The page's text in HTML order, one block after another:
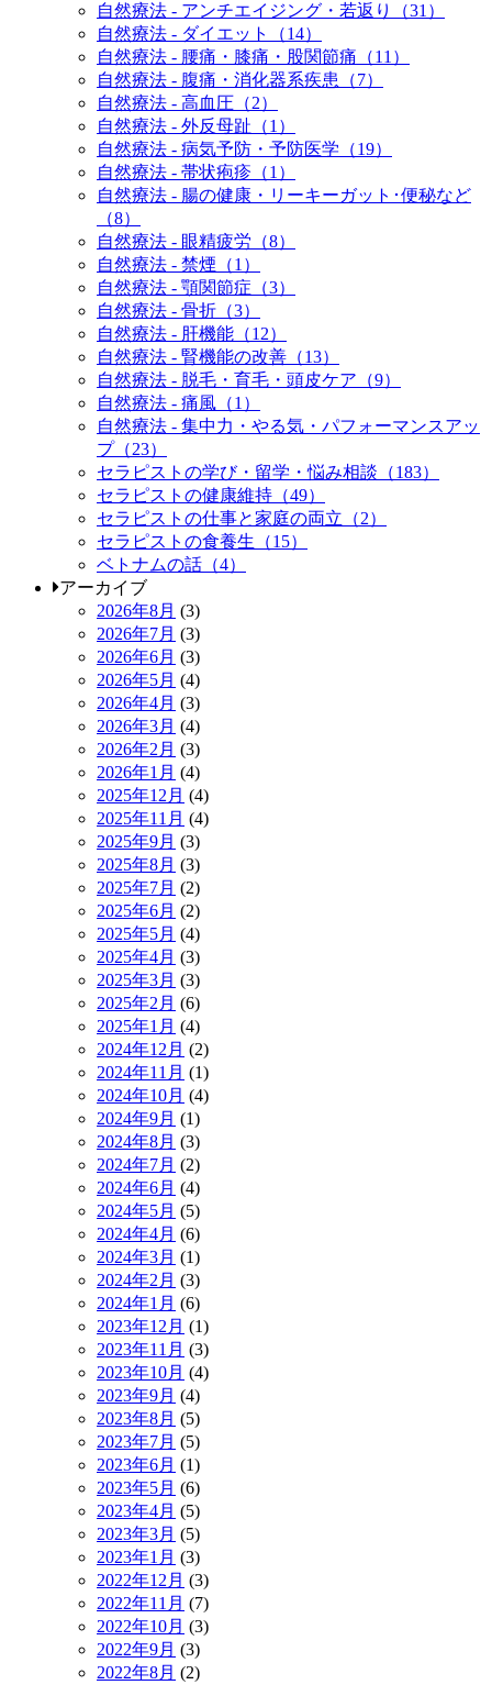
自然療法 - アンチエイジング・若返り（31）
自然療法 - ダイエット（14）
自然療法 - 腰痛・膝痛・股関節痛（11）
自然療法 - 腹痛・消化器系疾患（7）
自然療法 - 高血圧（2）
自然療法 - 外反母趾（1）
自然療法 - 病気予防・予防医学（19）
自然療法 - 帯状疱疹（1）
自然療法 - 腸の健康・リーキーガット･便秘など
（8）
自然療法 - 眼精疲労（8）
自然療法 - 禁煙（1）
自然療法 - 顎関節症（3）
自然療法 - 骨折（3）
自然療法 - 肝機能（12）
自然療法 - 腎機能の改善（13）
自然療法 - 脱毛・育毛・頭皮ケア（9）
自然療法 - 痛風（1）
自然療法 - 集中力・やる気・パフォーマンスアッ
プ（23）
セラピストの学び・留学・悩み相談（183）
セラピストの健康維持（49）
セラピストの仕事と家庭の両立（2）
セラピストの食養生（15）
ベトナムの話（4）
アーカイブ
2026年8月 (3)
2026年7月 (3)
2026年6月 (3)
2026年5月 (4)
2026年4月 (3)
2026年3月 (4)
2026年2月 (3)
2026年1月 (4)
2025年12月 (4)
2025年11月 (4)
2025年9月 (3)
2025年8月 (3)
2025年7月 (2)
2025年6月 (2)
2025年5月 (4)
2025年4月 (3)
2025年3月 (3)
2025年2月 (6)
2025年1月 (4)
2024年12月 (2)
2024年11月 (1)
2024年10月 (4)
2024年9月 (1)
2024年8月 (3)
2024年7月 (2)
2024年6月 (4)
2024年5月 (5)
2024年4月 (6)
2024年3月 (1)
2024年2月 (3)
2024年1月 (6)
2023年12月 (1)
2023年11月 (3)
2023年10月 (4)
2023年9月 (4)
2023年8月 (5)
2023年7月 (5)
2023年6月 (1)
2023年5月 (6)
2023年4月 (5)
2023年3月 (5)
2023年1月 (3)
2022年12月 (3)
2022年11月 (7)
2022年10月 (3)
2022年9月 (3)
2022年8月 (2)